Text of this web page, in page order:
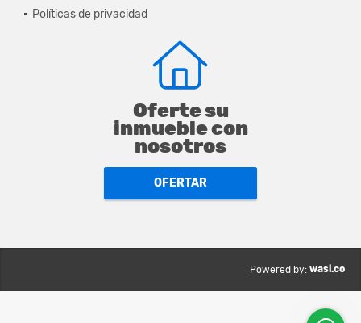
Políticas de privacidad
Oferte su
inmueble con
nosotros
OFERTAR
Powered by: wasi.co